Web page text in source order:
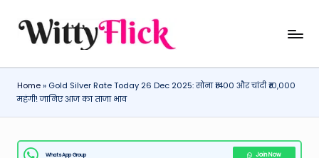
W
it
ty
Fl
ic
WittyFlick:
Tech
News
Home» Gold Silver Rate Today 26 Dec 2025: सोना ₹1400 और चांदी ₹10,000
महंगी! जानिए आज का ताजा भाव
WhatsApp Group Join Now